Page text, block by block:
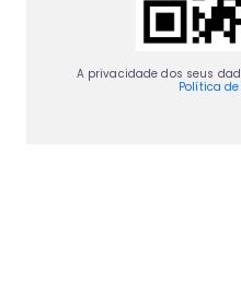
A privacidade dos seus
Política